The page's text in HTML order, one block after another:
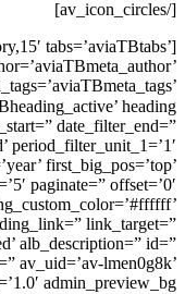
dd’
items=’5′ paginate=”
heading_link=”
av_uid=’av-